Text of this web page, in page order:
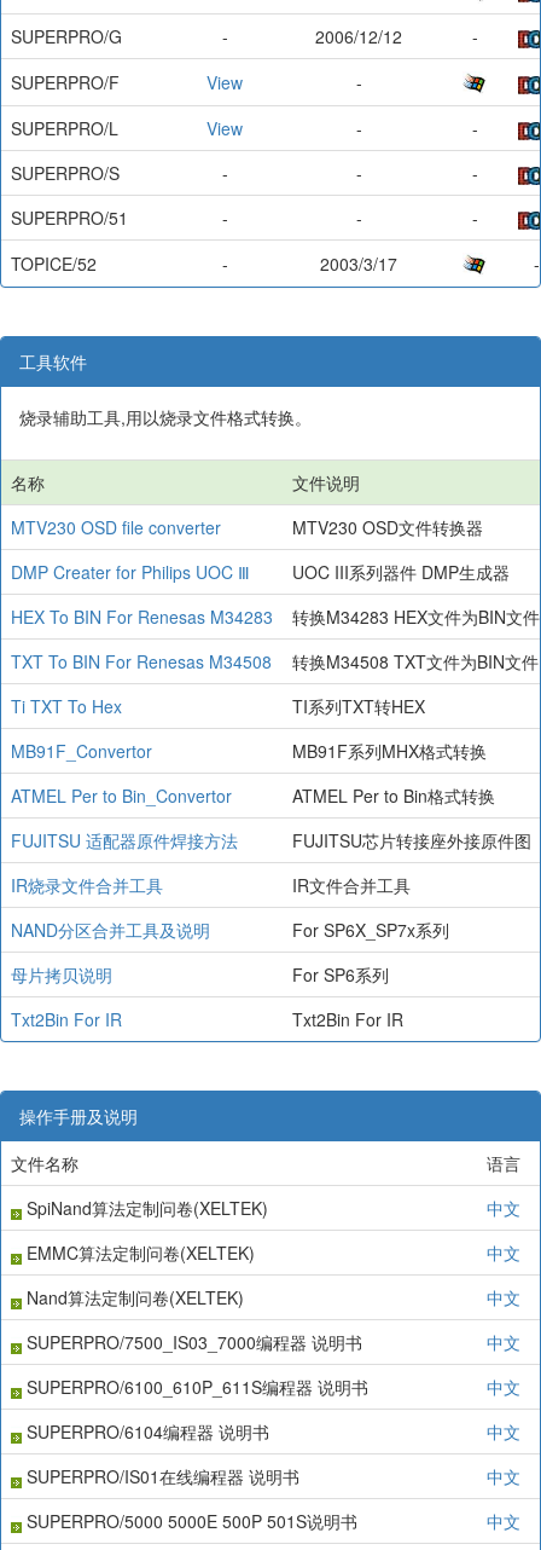
SUPERPRO/G
- 2006/12/12
-
SUPERPRO/F
View
-
SUPERPRO/L
View -
-
SUPERPRO/S
- -
-
SUPERPRO/51
- -
-
TOPICE/52
- 2003/3/17 -
工具软件
烧录辅助工具,用以烧录文件格式转换。
名称
文件说明
MTV230 OSD file converter
MTV230 OSD文件转换器
DMP Creater for Philips UOC Ⅲ
UOC III系列器件 DMP生成器
HEX To BIN For Renesas M34283
转换M34283 HEX文件为BIN文件
TXT To BIN For Renesas M34508
转换M34508 TXT文件为BIN文件
Ti TXT To Hex
TI系列TXT转HEX
MB91F_Convertor
MB91F系列MHX格式转换
ATMEL Per to Bin_Convertor
ATMEL Per to Bin格式转换
FUJITSU 适配器原件焊接方法
FUJITSU芯片转接座外接原件图
IR烧录文件合并工具
IR文件合并工具
NAND分区合并工具及说明
For SP6X_SP7x系列
母片拷贝说明
For SP6系列
Txt2Bin For IR
Txt2Bin For IR
操作手册及说明
文件名称
语言
SpiNand算法定制问卷(XELTEK)
中文
EMMC算法定制问卷(XELTEK)
中文
Nand算法定制问卷(XELTEK)
中文
SUPERPRO/7500_IS03_7000编程器 说明书
中文
SUPERPRO/6100_610P_611S编程器 说明书
中文
SUPERPRO/6104编程器 说明书
中文
SUPERPRO/IS01在线编程器 说明书
中文
SUPERPRO/5000 5000E 500P 501S说明书
中文